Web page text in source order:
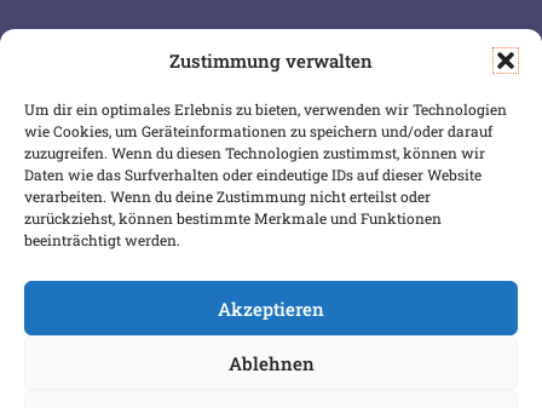
Zustimmung verwalten
Um dir ein optimales Erlebnis zu bieten, verwenden wir Technologien
wie Cookies, um Geräteinformationen zu speichern und/oder darauf
zuzugreifen. Wenn du diesen Technologien zustimmst, können wir
Daten wie das Surfverhalten oder eindeutige IDs auf dieser Website
verarbeiten. Wenn du deine Zustimmung nicht erteilst oder
zurückziehst, können bestimmte Merkmale und Funktionen
beeinträchtigt werden.
Akzeptieren
Ablehnen
SERVICE & INFOS
Warenkorb
Wunschliste
Mein Konto
Versand & Lieferung
Zahlungsweisen
SICHER BEZAHLEN